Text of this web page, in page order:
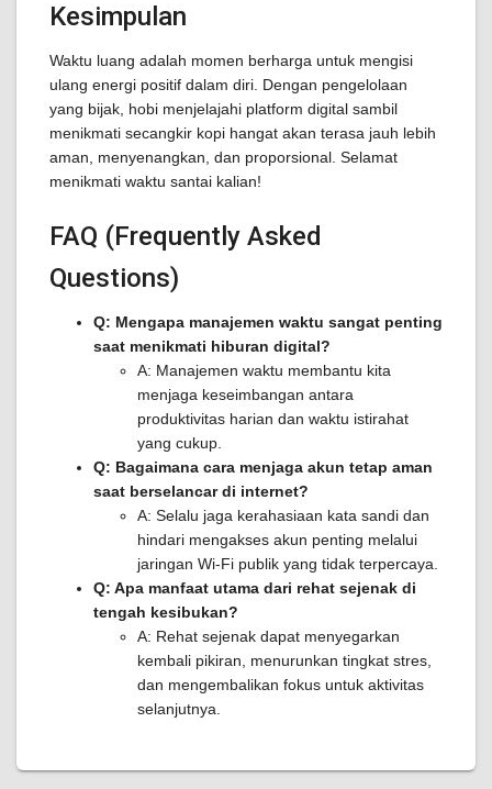
Kesimpulan
Waktu luang adalah momen berharga untuk mengisi
ulang energi positif dalam diri. Dengan pengelolaan
yang bijak, hobi menjelajahi platform digital sambil
menikmati secangkir kopi hangat akan terasa jauh lebih
aman, menyenangkan, dan proporsional. Selamat
menikmati waktu santai kalian!
FAQ (Frequently Asked
Questions)
Q: Mengapa manajemen waktu sangat penting
saat menikmati hiburan digital?
A: Manajemen waktu membantu kita
menjaga keseimbangan antara
produktivitas harian dan waktu istirahat
yang cukup.
Q: Bagaimana cara menjaga akun tetap aman
saat berselancar di internet?
A: Selalu jaga kerahasiaan kata sandi dan
hindari mengakses akun penting melalui
jaringan Wi-Fi publik yang tidak terpercaya.
Q: Apa manfaat utama dari rehat sejenak di
tengah kesibukan?
A: Rehat sejenak dapat menyegarkan
kembali pikiran, menurunkan tingkat stres,
dan mengembalikan fokus untuk aktivitas
selanjutnya.